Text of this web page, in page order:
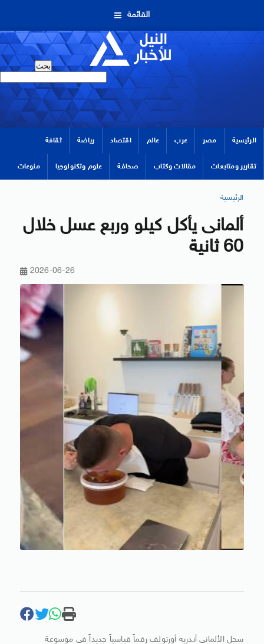
القائمة
الرئيسية مصر عرب عالم اقتصاد رياضة ثقافة
تقارير ومتابعات مقالات وكتاب صحافة علوم وتكنولوجيا منوعات
الرئيسية
ألمانى يأكل كيلو وربع عسل خلال
60 ثانية
2026-06-26
سجل الألماني أندريه أورتولف رقماً قياسياً جديداً في موسوعة